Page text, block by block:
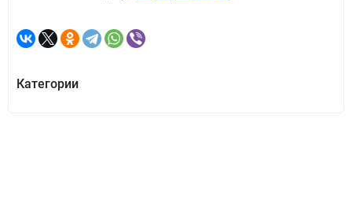
Категории